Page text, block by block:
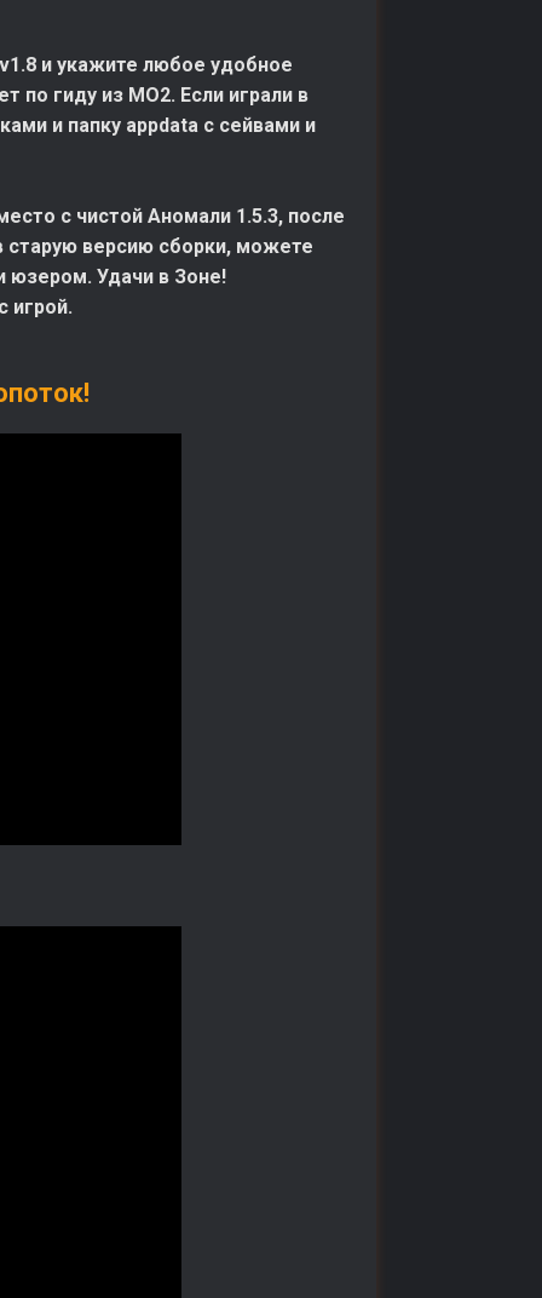
и укажите любое удобное
по гиду из МО2. Если играли в
и папку appdata с сейвами и
с чистой Аномали 1.5.3, после
старую версию сборки, можете
юзером. Удачи в Зоне!
игрой.